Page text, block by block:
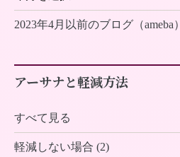
2023年4月以前のブログ（ameba）
アーサナと軽減方法
すべて見る
軽減しない場合 (2)